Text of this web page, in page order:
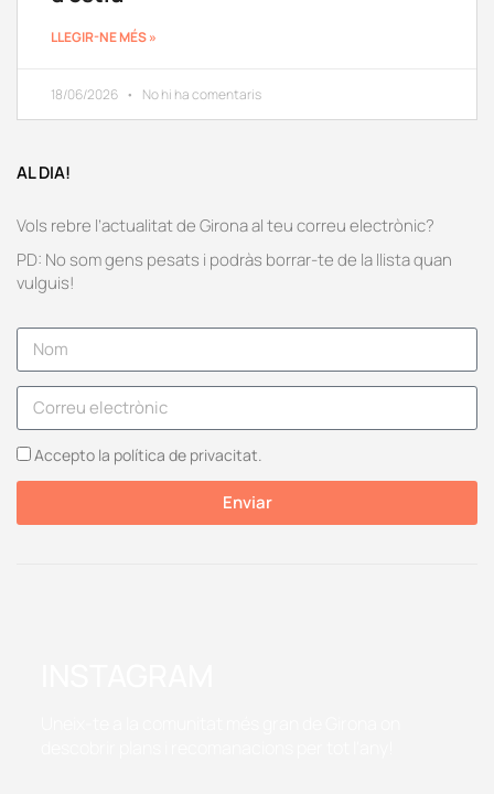
LLEGIR-NE MÉS »
18/06/2026 No hi ha comentaris
AL DIA!
Vols rebre l’actualitat de Girona al teu correu electrònic?
PD: No som gens pesats i podràs borrar-te de la llista quan
vulguis!
Accepto la política de privacitat.
Enviar